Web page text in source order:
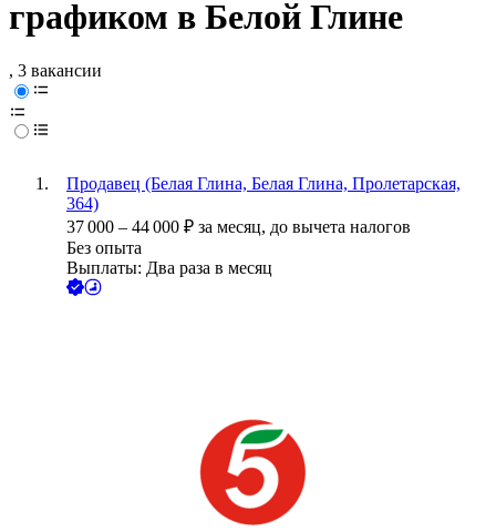
графиком в Белой Глине
, 3 вакансии
Продавец (Белая Глина, Белая Глина, Пролетарская,
364)
37 000 – 44 000 ₽ за месяц, до вычета налогов
Без опыта
Выплаты: Два раза в месяц